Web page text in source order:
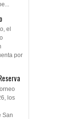
el
por
los
San